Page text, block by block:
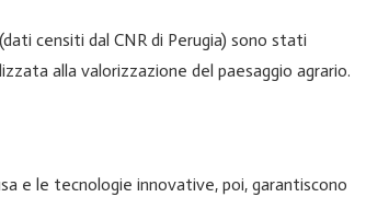
censiti dal CNR di Perugia) sono stati
alla valorizzazione del paesaggio agrario.
e le tecnologie innovative, poi, garantiscono